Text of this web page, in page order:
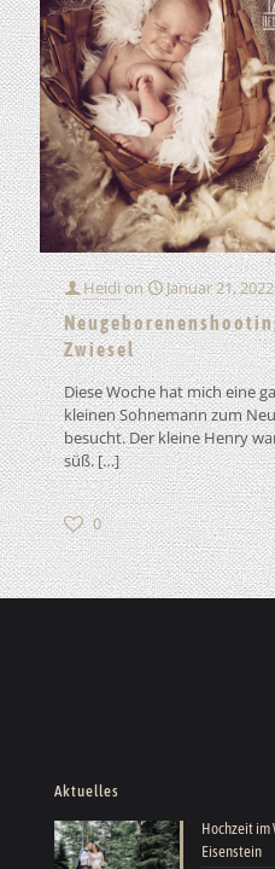
Heidion
Januar 21, 2022
Zwiesel
Diese Woche hat mich eine
kleinen Sohnemann zum
besucht. Der kleine Henry
süß.[…]
0
Aktuelles
Hochzeit im
Eisenstein